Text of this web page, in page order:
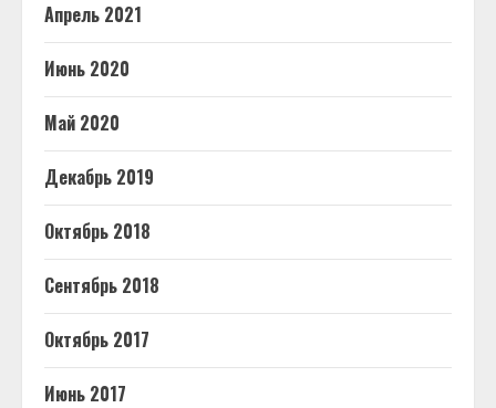
Апрель 2021
Июнь 2020
Май 2020
Декабрь 2019
Октябрь 2018
Сентябрь 2018
Октябрь 2017
Июнь 2017